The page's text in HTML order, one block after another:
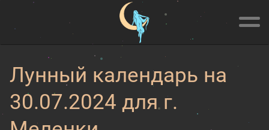
Лунный календарь на
30.07.2024 для г.